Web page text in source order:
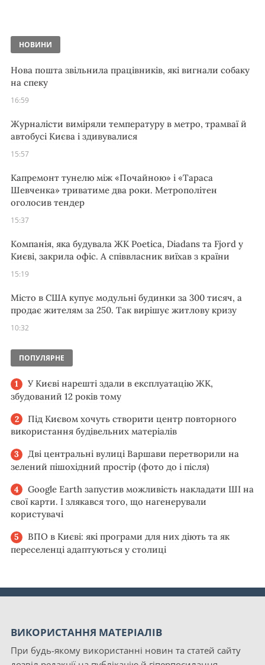
НОВИНИ
Нова пошта звільнила працівників, які вигнали собаку
на спеку
16:59
Журналісти виміряли температуру в метро, трамваї й
автобусі Києва і здивувалися
15:57
Капремонт тунелю між «Почайною» і «Тараса
Шевченка» триватиме два роки. Метрополітен
оголосив тендер
15:37
Компанія, яка будувала ЖК Poetica, Diadans та Fjord у
Києві, закрила офіс. А співвласник виїхав з країни
15:19
Місто в США купує модульні будинки за 300 тисяч, а
продає жителям за 250. Так вирішує житлову кризу
10:32
ПОПУЛЯРНЕ
У Києві нарешті здали в експлуатацію ЖК,
збудований 12 років тому
Під Києвом хочуть створити центр повторного
використання будівельних матеріалів
Дві центральні вулиці Варшави перетворили на
зелений пішохідний простір (фото до і після)
Google Earth запустив можливість накладати ШІ на
свої карти. І злякався того, що нагенерували
користувачі
ВПО в Києві: які програми для них діють та як
переселенці адаптуються у столиці
ВИКОРИСТАННЯ МАТЕРІАЛІВ
При будь-якому використанні новин та статей сайту